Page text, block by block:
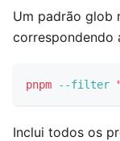
Um padrão glob
correspondendo
pnpm --filter
Inclui todos os